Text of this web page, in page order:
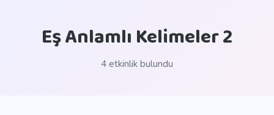
Eş Anlamlı Kelimeler 2
4 etkinlik bulundu